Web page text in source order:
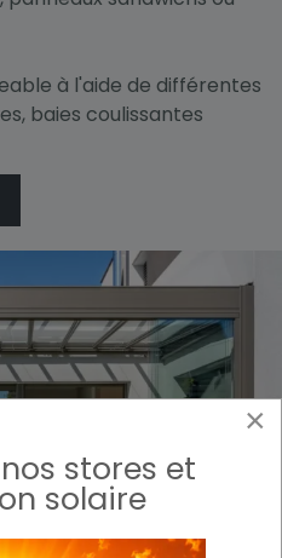
à l'aide de différentes
baies coulissantes
×
stores et
solaire